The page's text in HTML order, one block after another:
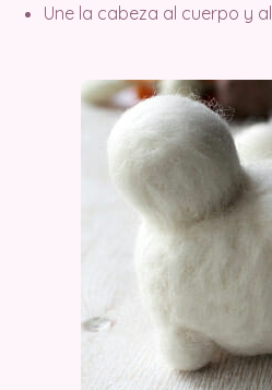
Une la cabeza al cuerpo y